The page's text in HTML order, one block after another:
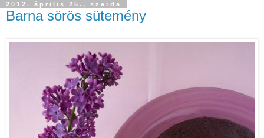
2012. április 25., szerda
Barna sörös sütemény